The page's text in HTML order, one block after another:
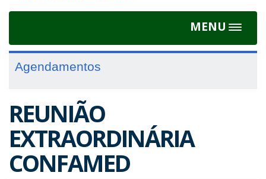
MENU
Toggle
Agendamentos
REUNIÃO
EXTRAORDINÁRIA
CONFAMED